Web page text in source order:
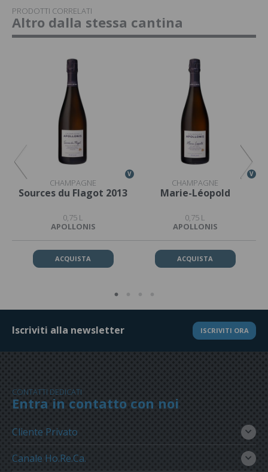
PRODOTTI CORRELATI
Altro dalla stessa cantina
V
CHAMPAGNE
Sources du Flagot 2013
0,75 L
APOLLONIS
ACQUISTA
V
CHAMPAGNE
Marie-Léopold
0,75 L
APOLLONIS
ACQUISTA
Iscriviti alla newsletter ISCRIVITI ORA
CONTATTI DEDICATI
Entra in contatto con noi
Cliente Privato
Canale Ho.Re.Ca.